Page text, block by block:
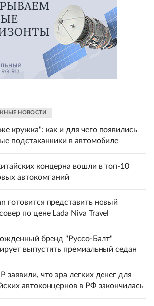
НОВОСТИ
кружка": как и для чего появились
подстаканники в автомобиле
концерна вошли в топ-10
автокомпаний
готовится представить новый
по цене Lada Niva Travel
бренд "Руссо-Балт"
выпустить премиальный седан
заявили, что эра легких денег для
автоконцернов в РФ закончилась